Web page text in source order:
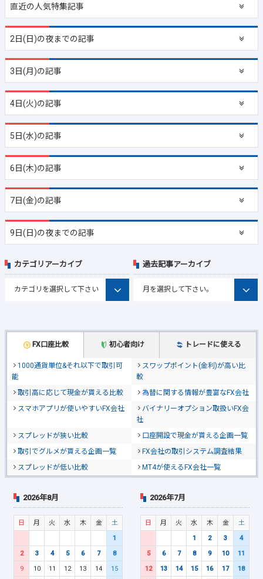
直近の人気特集記事
2日(日)の夜までの記事
3日(月)の記事
4日(火)の記事
5日(水)の記事
6日(木)の記事
7日(金)の記事
9日(日)の夜までの記事
FX口座比較 初心者向け トレードに使える
1000通貨単位&それ以下で取引可
能
スワップポイント(金利)が高い比
較
取引高に応じて現金が貰える比較
為替に関する情報が豊富なFX会社
スマホアプリが使いやすいFX会社
バイナリーオプション取扱いFX会
社
スプレッドが狭い比較
口座開設で現金が貰える企画一覧
取引でグルメが貰える企画一覧
FX会社の取引システム調査結果
スプレッドが低い比較
MT4が使えるFX会社一覧
カテゴリアーカイブ 過去記事アーカイブ
2026年8月
日 月 火 水 木 金
土
1
2
3 4 5 6 7
8
9
10 11 12 13 14
15
2026年7月
日 月 火 水 木 金
土
1
2 3
4
5
6 7 8 9 10
11
12
13 14 15 16 17
18